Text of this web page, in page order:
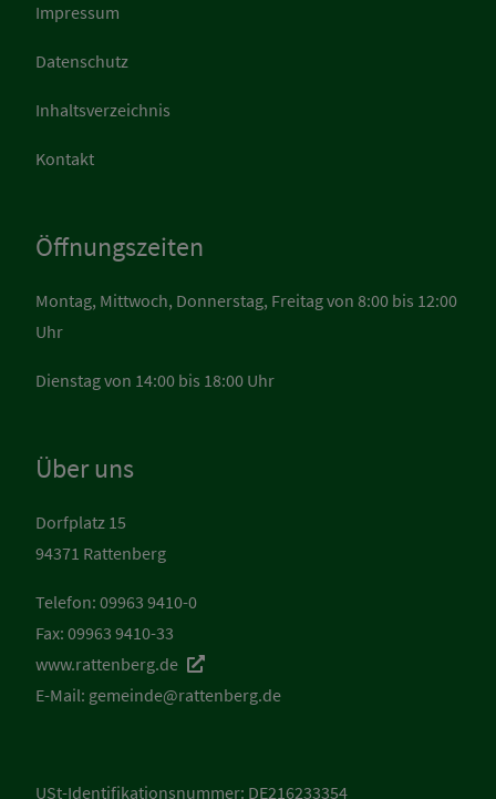
Impressum
Datenschutz
Inhaltsverzeichnis
Kontakt
Öffnungszeiten
Montag, Mittwoch, Donnerstag, Freitag von 8:00 bis 12:00
Uhr
Dienstag von 14:00 bis 18:00 Uhr
Über uns
Dorfplatz 15
94371 Rattenberg
Telefon: 09963 9410-0
Fax: 09963 9410-33
www.rattenberg.de
E-Mail: gemeinde@rattenberg.de
USt-Identifikationsnummer: DE216233354